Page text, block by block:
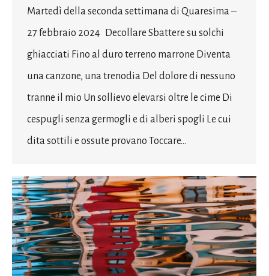
Martedì della seconda settimana di Quaresima –
27 febbraio 2024 Decollare Sbattere su solchi
ghiacciati Fino al duro terreno marrone Diventa
una canzone, una trenodia Del dolore di nessuno
tranne il mio Un sollievo elevarsi oltre le cime Di
cespugli senza germogli e di alberi spogli Le cui
dita sottili e ossute provano Toccare…